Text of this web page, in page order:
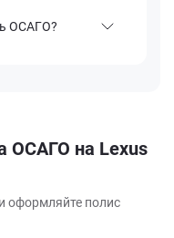
ОСАГО?
ОСАГО на Lexus
оформляйте полис